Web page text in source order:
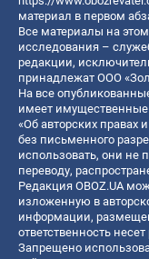
материал в первом
Все материалы на
исследования –
редакции,
принадлежат ООО
На все
имеет
«Об авторских правах
без письменного
использовать, они не
переводу,
Редакция OBOZ.UA
изложенную в
информации,
ответственность
Запрещено